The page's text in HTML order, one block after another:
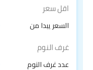
اقل سعر
السعر يبدا من
غرف النوم
عدد غرف النوم